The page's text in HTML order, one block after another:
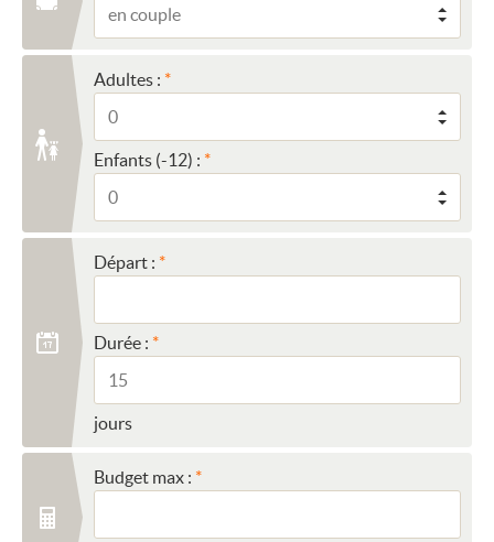
Adultes :
Enfants (-12) :
Départ :
Durée :
jours
Budget max :